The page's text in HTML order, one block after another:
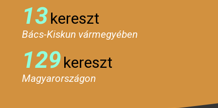
13kereszt
Bács-Kiskun vármegyében
129kereszt
Magyarországon